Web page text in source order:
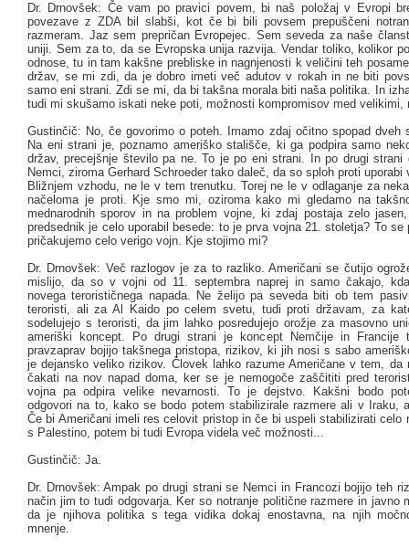
Dr. Drnovšek: Če vam po pravici povem, bi naš položaj v Evropi
povezave z ZDA bil slabši, kot če bi bili povsem prepuščeni
razmeram. Jaz sem prepričan Evropejec. Sem seveda za naše
uniji. Sem za to, da se Evropska unija razvija. Vendar toliko, kolikor
odnose, tu in tam kakšne prebliske in nagnjenosti k veličini teh
držav, se mi zdi, da je dobro imeti več adutov v rokah in ne biti
samo eni strani. Zdi se mi, da bi takšna morala biti naša politika. In
tudi mi skušamo iskati neke poti, možnosti kompromisov med velikimi,
Gustinčič: No, če govorimo o poteh. Imamo zdaj očitno spopad dveh
Na eni strani je, poznamo ameriško stališče, ki ga podpira samo
držav, precejšnje število pa ne. To je po eni strani. In po drugi strani
Nemci, ziroma Gerhard Schroeder tako daleč, da so sploh proti uporabi
Bližnjem vzhodu, ne le v tem trenutku. Torej ne le v odlaganje za
načeloma je proti. Kje smo mi, oziroma kako mi gledamo na
mednarodnih sporov in na problem vojne, ki zdaj postaja zelo
predsednik je celo uporabil besede: to je prva vojna 21. stoletja? To se
pričakujemo celo verigo vojn. Kje stojimo mi?
Dr. Drnovšek: Več razlogov je za to razliko. Američani se čutijo
mislijo, da so v vojni od 11. septembra naprej in samo čakajo,
novega terorističnega napada. Ne želijo pa seveda biti ob tem
teroristi, ali za Al Kaido po celem svetu, tudi proti državam, za
sodelujejo s teroristi, da jim lahko posredujejo orožje za masovno
ameriški koncept. Po drugi strani je koncept Nemčije in Francije
pravzaprav bojijo takšnega pristopa, rizikov, ki jih nosi s sabo
je dejansko veliko rizikov. Človek lahko razume Američane v tem, da
čakati na nov napad doma, ker se je nemogoče zaščititi pred
vojna pa odpira velike nevarnosti. To je dejstvo. Kakšni bodo
odgovori na to, kako se bodo potem stabilizirale razmere ali v Iraku,
Če bi Američani imeli res celovit pristop in če bi uspeli stabilizirati celo
s Palestino, potem bi tudi Evropa videla več možnosti...
Gustinčič: Ja.
Dr. Drnovšek: Ampak po drugi strani se Nemci in Francozi bojijo teh
način jim to tudi odgovarja. Ker so notranje politične razmere in javno
da je njihova politika s tega vidika dokaj enostavna, na njih
mnenje.